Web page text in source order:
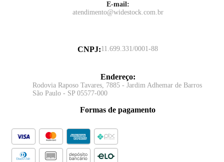
E-mail:
atendimento@widestock.com.br
CNPJ:11.699.331/0001-88
Endereço:
Rodovia Raposo Tavares, 7885 - Jardim Adhemar de Barros
São Paulo - SP 05577-000
Formas de pagamento